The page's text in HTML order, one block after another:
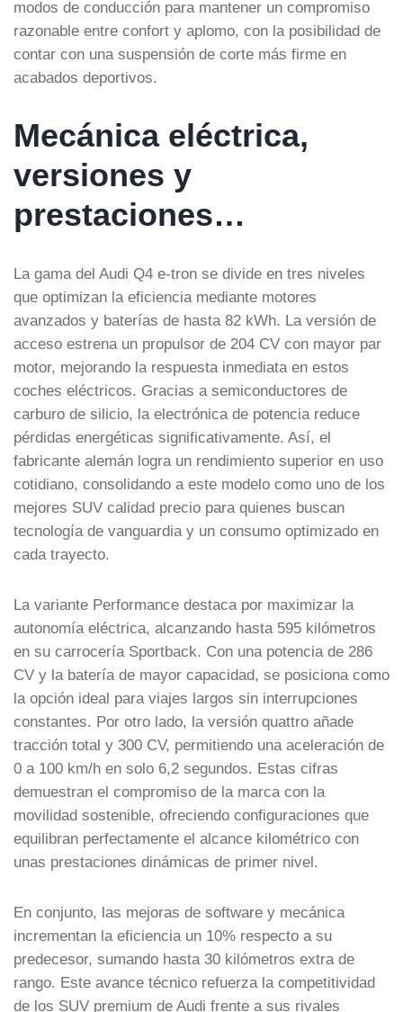
modos de conducción para mantener un compromiso
razonable entre confort y aplomo, con la posibilidad de
contar con una suspensión de corte más firme en
acabados deportivos.
Mecánica eléctrica,
versiones y
prestaciones…
La gama del Audi Q4 e-tron se divide en tres niveles
que optimizan la eficiencia mediante motores
avanzados y baterías de hasta 82 kWh. La versión de
acceso estrena un propulsor de 204 CV con mayor par
motor, mejorando la respuesta inmediata en estos
coches eléctricos. Gracias a semiconductores de
carburo de silicio, la electrónica de potencia reduce
pérdidas energéticas significativamente. Así, el
fabricante alemán logra un rendimiento superior en uso
cotidiano, consolidando a este modelo como uno de los
mejores SUV calidad precio para quienes buscan
tecnología de vanguardia y un consumo optimizado en
cada trayecto.
La variante Performance destaca por maximizar la
autonomía eléctrica, alcanzando hasta 595 kilómetros
en su carrocería Sportback. Con una potencia de 286
CV y la batería de mayor capacidad, se posiciona como
la opción ideal para viajes largos sin interrupciones
constantes. Por otro lado, la versión quattro añade
tracción total y 300 CV, permitiendo una aceleración de
0 a 100 km/h en solo 6,2 segundos. Estas cifras
demuestran el compromiso de la marca con la
movilidad sostenible, ofreciendo configuraciones que
equilibran perfectamente el alcance kilométrico con
unas prestaciones dinámicas de primer nivel.
En conjunto, las mejoras de software y mecánica
incrementan la eficiencia un 10% respecto a su
predecesor, sumando hasta 30 kilómetros extra de
rango. Este avance técnico refuerza la competitividad
de los SUV premium de Audi frente a sus rivales